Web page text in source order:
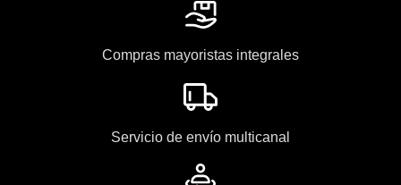
Compras mayoristas integrales
Servicio de envío multicanal